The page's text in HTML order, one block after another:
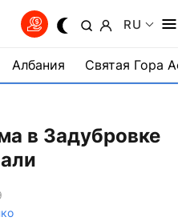
RU
Албания Святая Гора
в Задубровке